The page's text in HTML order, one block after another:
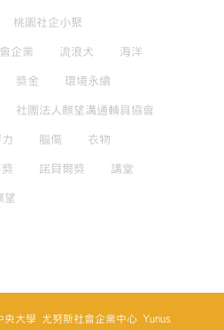
桃園社企小聚
企業 流浪犬 海洋
獎金 環境永續
社團法人麒望溝通輔具協會
腦傷 衣物
諾貝爾獎 講堂
望
大學 尤努斯社會企業中心 Yunus